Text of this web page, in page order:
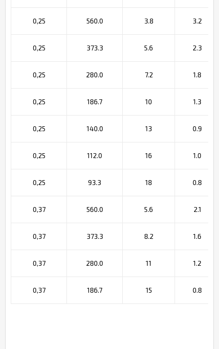
0,25 560.0 3.8 3.2
0,25 373.3 5.6 2.3
0,25 280.0 7.2 1.8
0,25 186.7 10 1.3
0,25 140.0 13 0.9
0,25 112.0 16 1.0
0,25 93.3 18 0.8
0,37 560.0 5.6 2.1
0,37 373.3 8.2 1.6
0,37 280.0 11 1.2
0,37 186.7 15 0.8